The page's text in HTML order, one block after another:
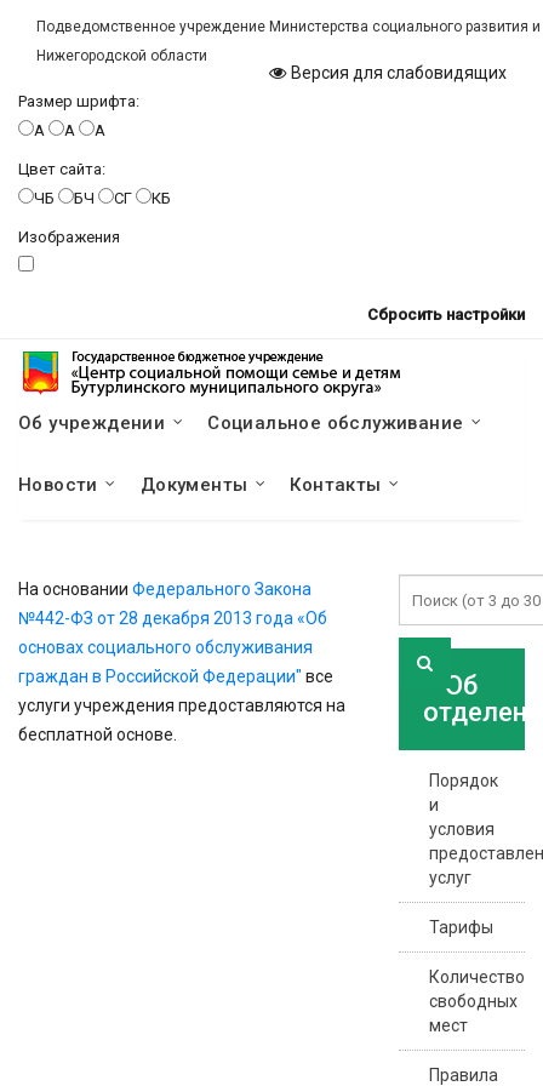
Подведомственное учреждение Министерства социального развития
Нижегородской области
Версия для слабовидящих
Размер шрифта:
A
A A
Цвет сайта:
ЧБ
БЧ СГ КБ
Изображения
Сбросить настройки
Об учреждении Социальное обслуживание
Новости Документы Контакты
На основании Федерального Закона
№442-ФЗ от 28 декабря 2013 года «Об
основах социального обслуживания
граждан в Российской Федерации" все
услуги учреждения предоставляются на
бесплатной основе.
Об
Порядок
и
условия
услуг
Тарифы
Количество
свободных
мест
Правила